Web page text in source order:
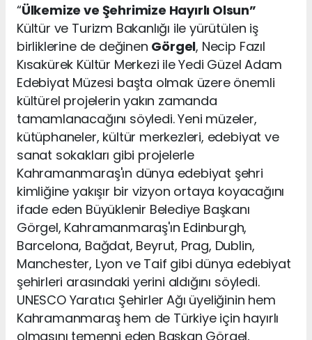
“Ülkemize ve Şehrimize Hayırlı Olsun”
Kültür ve Turizm Bakanlığı ile yürütülen iş
birliklerine de değinen Görgel, Necip Fazıl
Kısakürek Kültür Merkezi ile Yedi Güzel Adam
Edebiyat Müzesi başta olmak üzere önemli
kültürel projelerin yakın zamanda
tamamlanacağını söyledi. Yeni müzeler,
kütüphaneler, kültür merkezleri, edebiyat ve
sanat sokakları gibi projelerle
Kahramanmaraş'ın dünya edebiyat şehri
kimliğine yakışır bir vizyon ortaya koyacağını
ifade eden Büyüklenir Belediye Başkanı
Görgel, Kahramanmaraş'ın Edinburgh,
Barcelona, Bağdat, Beyrut, Prag, Dublin,
Manchester, Lyon ve Taif gibi dünya edebiyat
şehirleri arasındaki yerini aldığını söyledi.
UNESCO Yaratıcı Şehirler Ağı üyeliğinin hem
Kahramanmaraş hem de Türkiye için hayırlı
olmasını temenni eden Başkan Görgel,